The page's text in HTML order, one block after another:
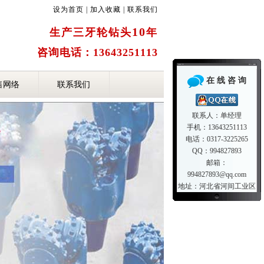
设为首页 加入收藏 联系我们
生产三牙轮钻头10年
咨询电话：13643251113
网络 联系我们 在 线 咨 询
联系人：单经理
手机：13643251113
电话：0317-3225265
QQ：994827893
邮箱：
994827893@qq.com
地址：河北省河间工业区